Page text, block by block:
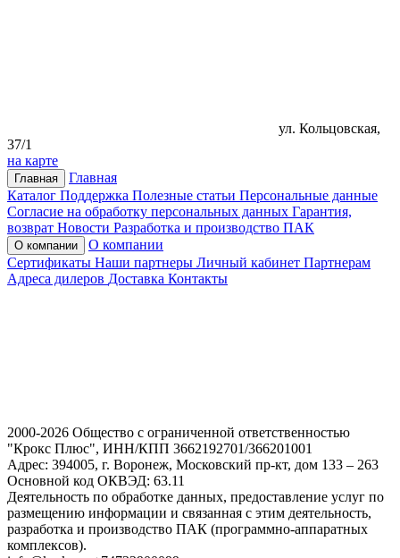
ул. Кольцовская,
37/1
на карте
Главная
Главная
Каталог Поддержка Полезные статьи Персональные данные
Согласие на обработку персональных данных Гарантия,
возврат Новости Разработка и производство ПАК
О компании
О компании
Сертификаты Наши партнеры Личный кабинет Партнерам
Адреса дилеров Доставка Контакты
2000-2026 Общество с ограниченной ответственностью
"Крокс Плюс", ИНН/КПП 3662192701/366201001
Адрес: 394005, г. Воронеж, Московский пр-кт, дом 133 – 263
Основной код ОКВЭД: 63.11
Деятельность по обработке данных, предоставление услуг по
размещению информации и связанная с этим деятельность,
разработка и производство ПАК (программно-аппаратных
комплексов).